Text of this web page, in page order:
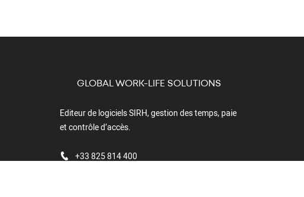
GLOBAL WORK-LIFE SOLUTIONS
Editeur de logiciels SIRH, gestion des temps, paie
et contrôle d’accès.
+33 825 814 400